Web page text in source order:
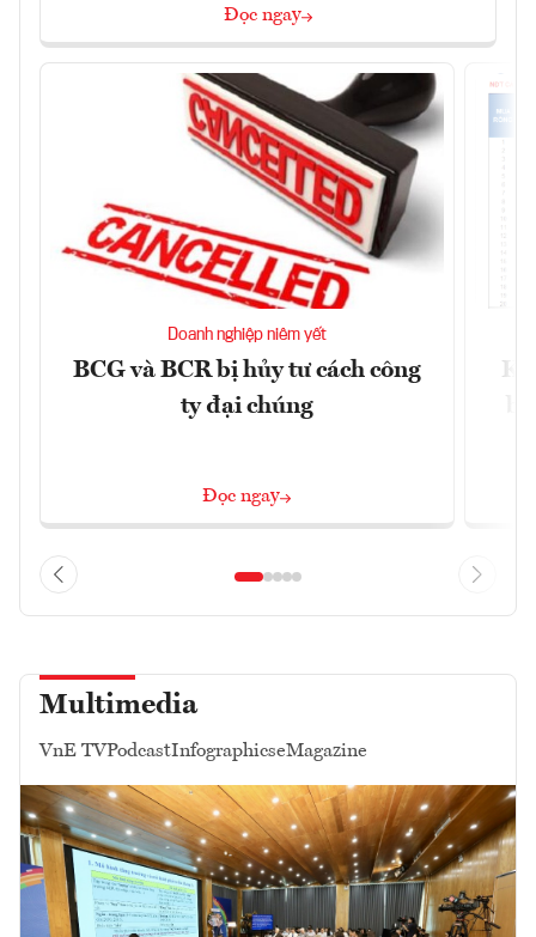
Đọc ngay
Doanh nghiệp niêm yết
BCG và BCR bị hủy tư cách công
ty đại chúng
Đọc ngay
Multimedia
VnE TVPodcastInfographicseMagazine